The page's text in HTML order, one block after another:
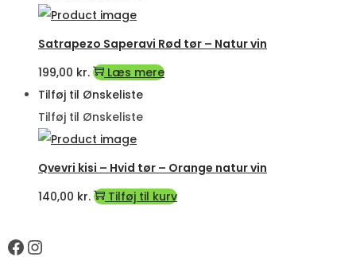
Satrapezo Saperavi Rød tør – Natur vin
199,00 kr.
Læs mere
Tilføj til Ønskeliste
Tilføj til Ønskeliste
Qvevri kisi – Hvid tør – Orange natur vin
140,00 kr. Tilføj til kurv
Facebook Instagram